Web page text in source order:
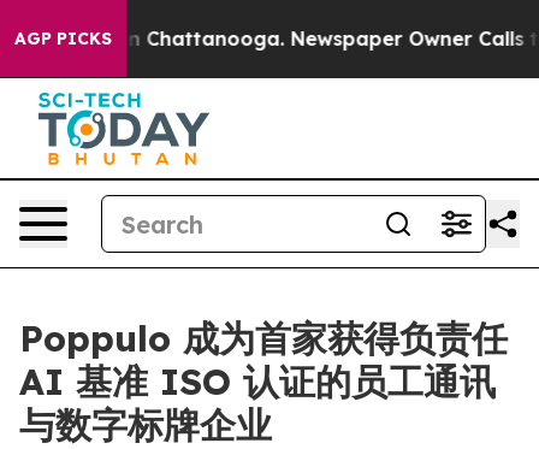
AGP PICKS
Chaos in Chattanooga. Newspaper Owner Calls
Poppulo 成为首家获得负责任
AI 基准 ISO 认证的员工通讯
与数字标牌企业